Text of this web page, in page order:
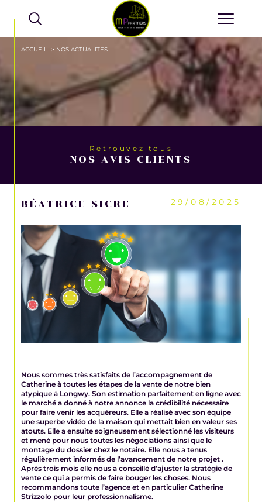
ACCUEIL NOS ACTUALITES
retrouvez tous
NOS AVIS CLIENTS
BÉATRICE SICRE 29/08/2025
Nous sommes très satisfaits de l’accompagnement de
Catherine à toutes les étapes de la vente de notre bien
atypique à Longwy. Son estimation parfaitement en ligne avec
le marché a donné à notre annonce la crédibilité nécessaire
pour faire venir les acquéreurs. Elle a réalisé avec son équipe
une superbe vidéo de la maison qui mettait bien en valeur ses
atouts. Elle a ensuite soigneusement sélectionné les visiteurs
et mené pour nous toutes les négociations ainsi que le
montage du dossier chez le notaire. Elle nous a tenus
régulièrement informés de l’avancement de notre projet .
Après trois mois elle nous a conseillé d’ajuster la stratégie de
vente ce qui a permis de faire bouger les choses. Nous
recommandons toute l’agence et en particulier Catherine
Strizzolo pour leur professionnalisme.